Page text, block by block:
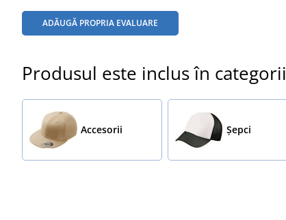
ADĂUGĂ PROPRIA EVALUARE
Produsul este inclus în categorii
Accesorii Șepci